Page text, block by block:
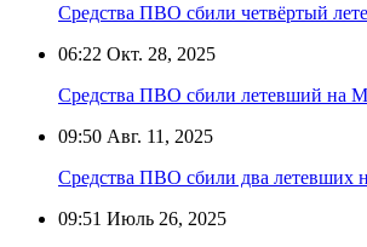
Средства ПВО сбили четвёртый
06:22 Окт. 28, 2025
Средства ПВО сбили летевший на
09:50 Авг. 11, 2025
Средства ПВО сбили два летевших
09:51 Июль 26, 2025